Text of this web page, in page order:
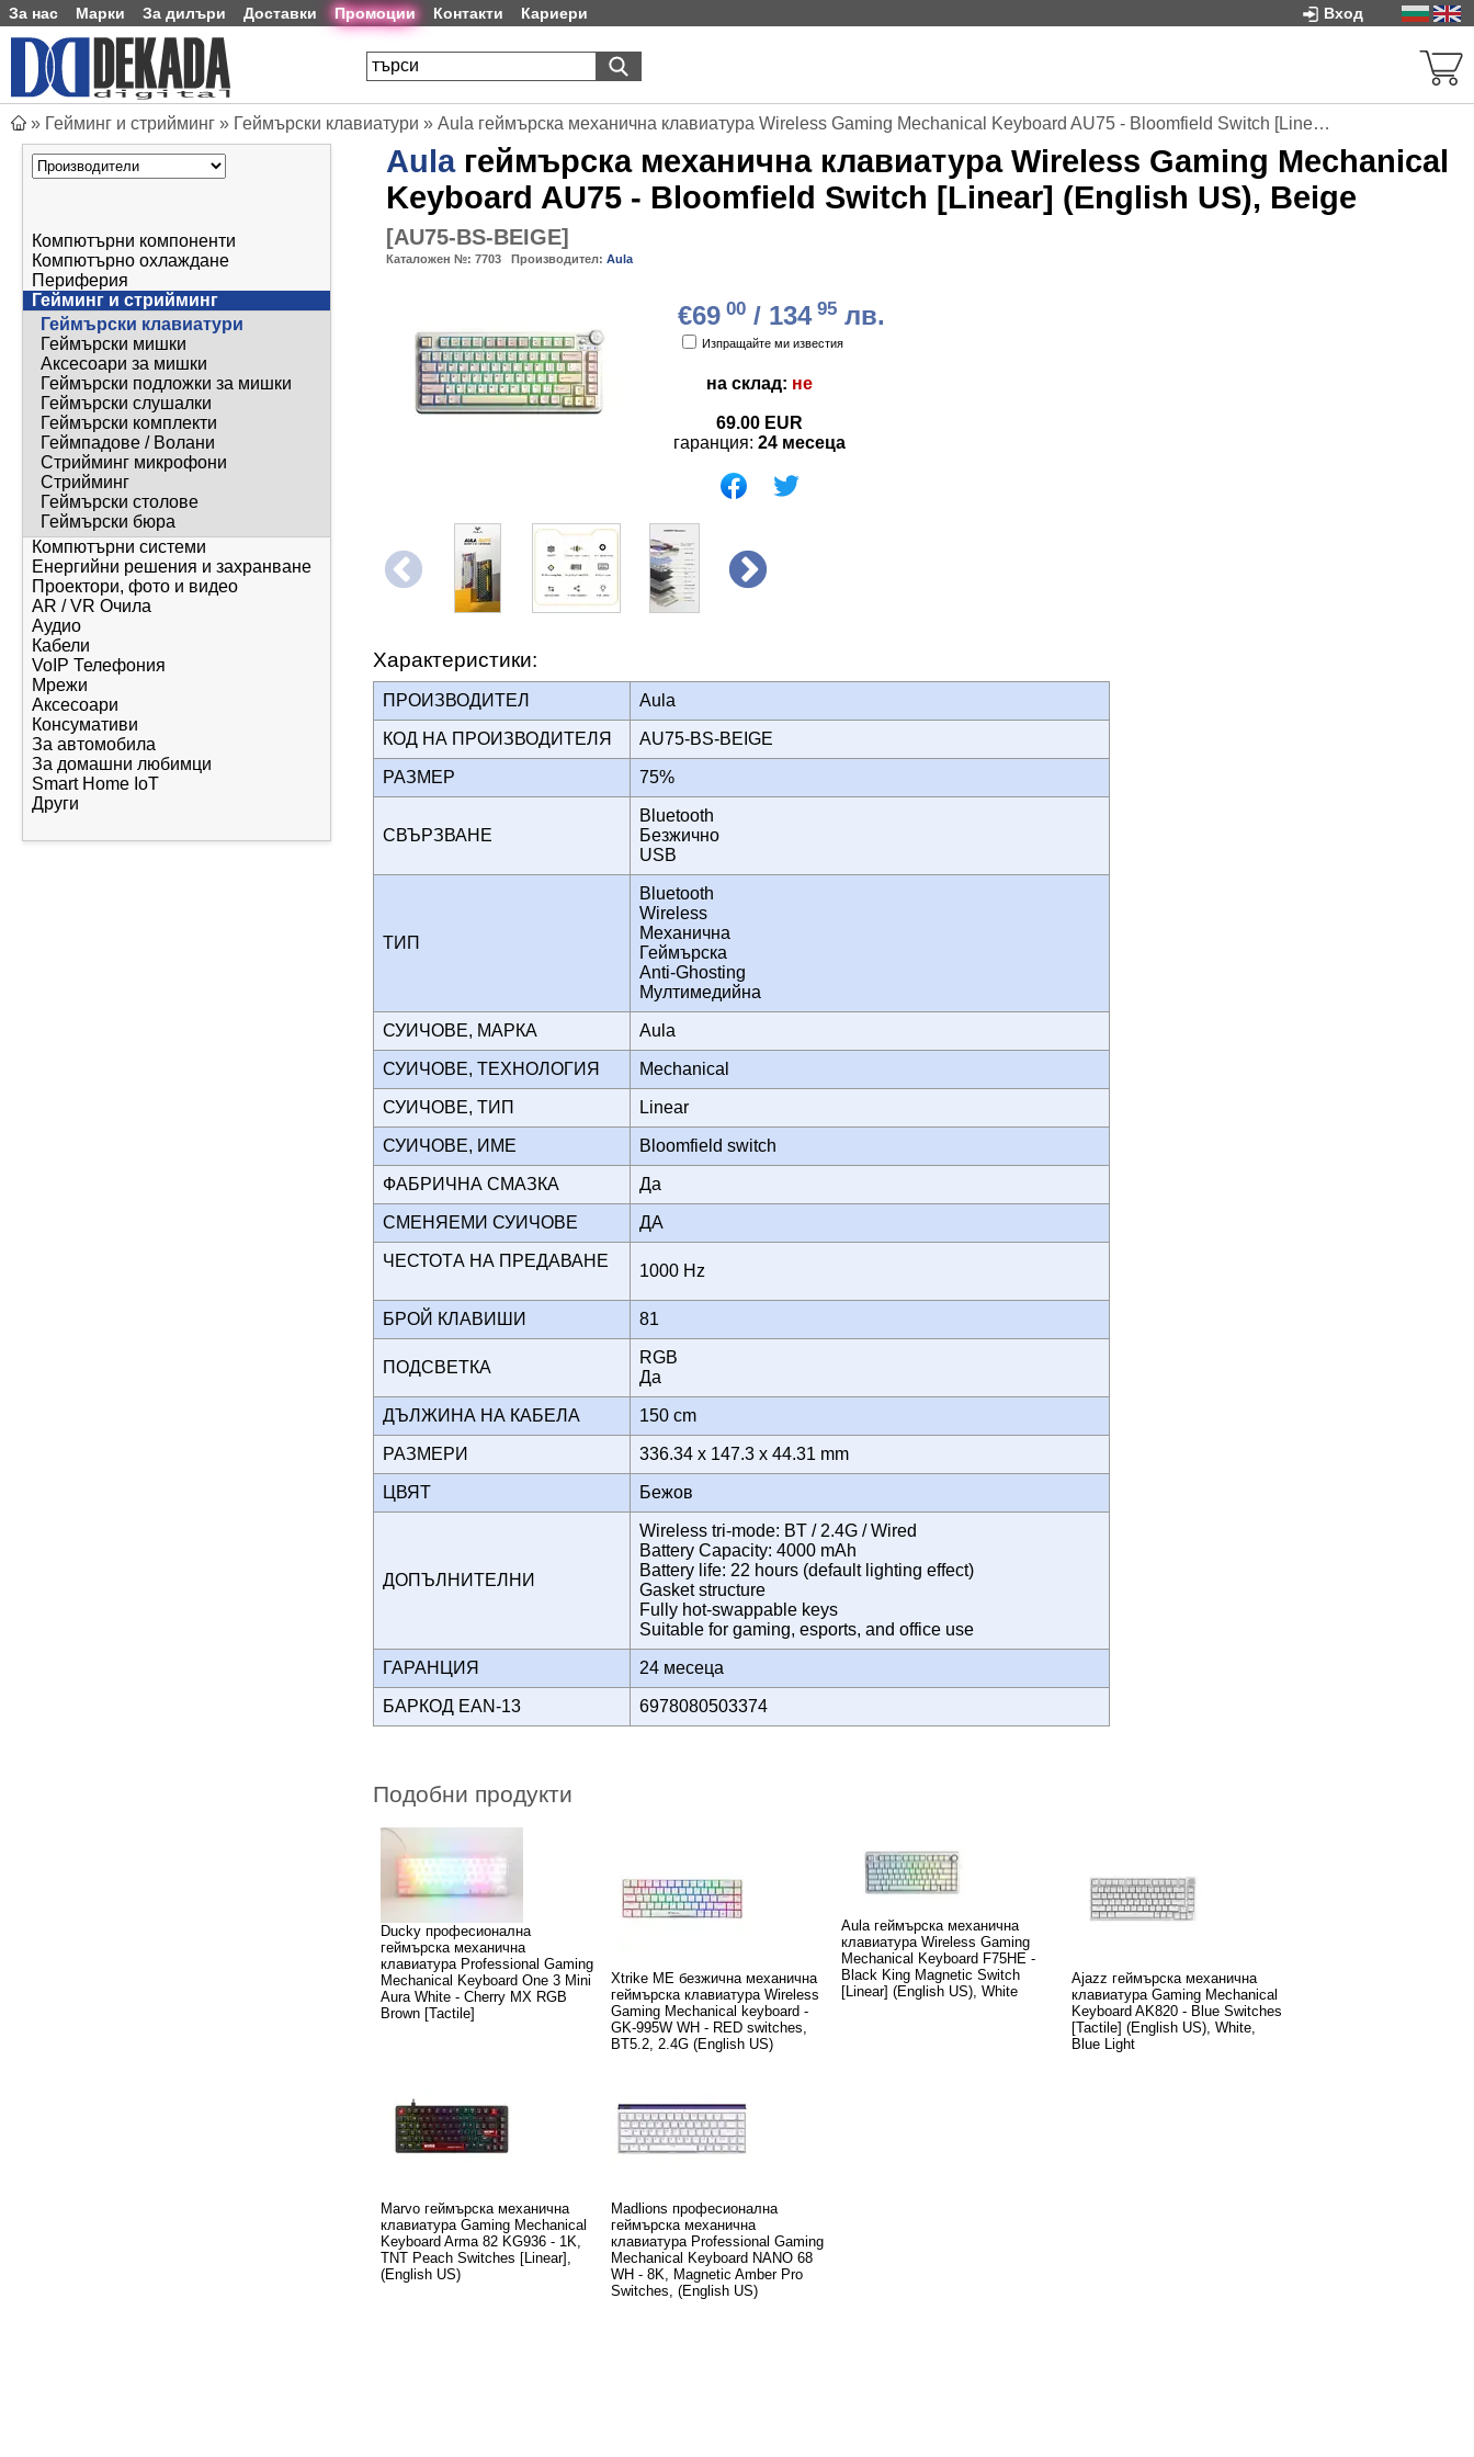
За нас Марки За дилъри Доставки Промоции Контакти Кариери Вход
» Гейминг и стрийминг » Геймърски клавиатури » Aula геймърска механична клавиатура Wireless Gaming Mechanical Keyboard AU75 - Bloomfield Switch [Linear] (English US), Beige
Компютърни компоненти
Компютърно охлаждане
Периферия
Гейминг и стрийминг
Геймърски клавиатури
Геймърски мишки
Аксесоари за мишки
Геймърски подложки за мишки
Геймърски слушалки
Геймърски комплекти
Геймпадове / Волани
Стрийминг микрофони
Стрийминг
Геймърски столове
Геймърски бюра
Компютърни системи
Енергийни решения и захранване
Проектори, фото и видео
AR / VR Очила
Аудио
Кабели
VoIP Телефония
Мрежи
Аксесоари
Консумативи
За автомобила
За домашни любимци
Smart Home IoT
Други
Aulaгеймърска механична клавиатура Wireless Gaming Mechanical
Keyboard AU75 - Bloomfield Switch [Linear] (English US), Beige
[AU75-BS-BEIGE]
Каталожен №: 7703 Производител: Aula
€6900/ 134 95лв.
Изпращайте ми известия
на склад: не
69.00 EUR
гаранция: 24 месеца
Характеристики:
ПРОИЗВОДИТЕЛ Aula
КОД НА ПРОИЗВОДИТЕЛЯ AU75-BS-BEIGE
РАЗМЕР 75%
СВЪРЗВАНЕ
Bluetooth
Безжично
USB
ТИП
Bluetooth
Wireless
Механична
Геймърска
Anti-Ghosting
Мултимедийна
СУИЧОВЕ, МАРКА Aula
СУИЧОВЕ, ТЕХНОЛОГИЯ Mechanical
СУИЧОВЕ, ТИП Linear
СУИЧОВЕ, ИМЕ Bloomfield switch
ФАБРИЧНА СМАЗКА Да
СМЕНЯЕМИ СУИЧОВЕ ДА
ЧЕСТОTА НА ПРЕДАВАНЕ
1000 Hz
БРОЙ КЛАВИШИ 81
ПОДСВЕТКА
RGB
Да
ДЪЛЖИНА НА КАБЕЛА 150 cm
РАЗМЕРИ 336.34 x 147.3 x 44.31 mm
ЦВЯТ Бежов
ДОПЪЛНИТЕЛНИ
Wireless tri-mode: BT / 2.4G / Wired
Battery Capacity: 4000 mAh
Battery life: 22 hours (default lighting effect)
Gasket structure
Fully hot-swappable keys
Suitable for gaming, esports, and office use
ГАРАНЦИЯ 24 месеца
БАРКОД EAN-13 6978080503374
Подобни продукти
Ducky професионална
геймърска механична
клавиатура Professional Gaming
Mechanical Keyboard One 3 Mini
Aura White - Cherry MX RGB
Brown [Tactile]
Xtrike ME безжична механична
геймърска клавиатура Wireless
Gaming Mechanical keyboard -
GK-995W WH - RED switches,
BT5.2, 2.4G (English US)
Aula геймърска механична
клавиатура Wireless Gaming
Mechanical Keyboard F75HE -
Black King Magnetic Switch
[Linear] (English US), White
Ajazz геймърска механична
клавиатура Gaming Mechanical
Keyboard AK820 - Blue Switches
[Tactile] (English US), White,
Blue Light
Marvo геймърска механична
клавиатура Gaming Mechanical
Keyboard Arma 82 KG936 - 1K,
TNT Peach Switches [Linear],
(English US)
Madlions професионална
геймърска механична
клавиатура Professional Gaming
Mechanical Keyboard NANO 68
WH - 8K, Magnetic Amber Pro
Switches, (English US)